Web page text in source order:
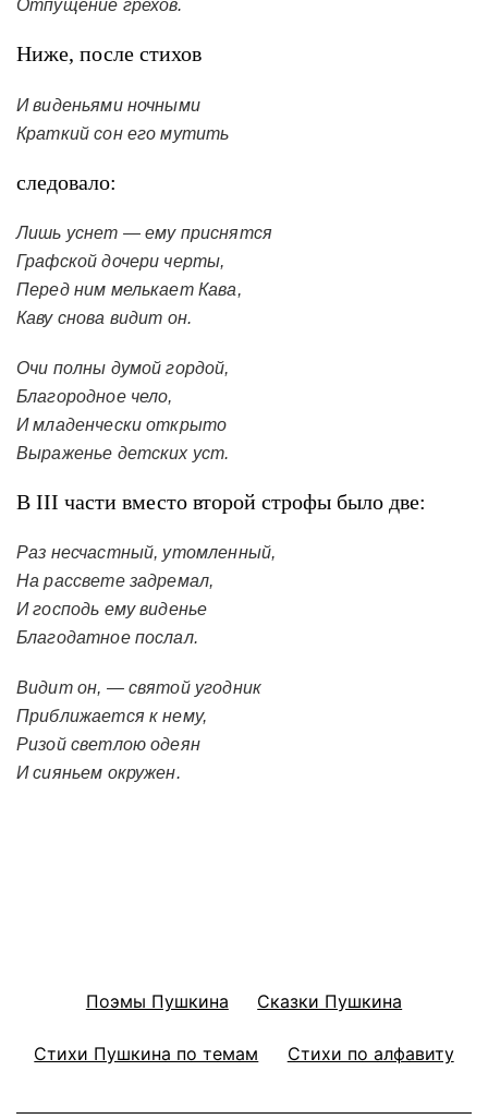
Отпущение грехов.
Ниже, после стихов
И виденьями ночными
Краткий сон его мутить
следовало:
Лишь уснет — ему приснятся
Графской дочери черты,
Перед ним мелькает Кава,
Каву снова видит он.
Очи полны думой гордой,
Благородное чело,
И младенчески открыто
Выраженье детских уст.
В III части вместо второй строфы было две:
Раз несчастный, утомленный,
На рассвете задремал,
И господь ему виденье
Благодатное послал.
Видит он, — святой угодник
Приближается к нему,
Ризой светлою одеян
И сияньем окружен.
Поэмы Пушкина Сказки Пушкина
Стихи Пушкина по темам Стихи по алфавиту